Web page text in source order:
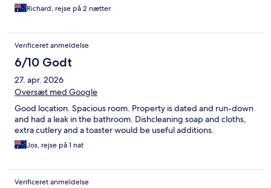
Richard, rejse på 2 nætter
Verificeret anmeldelse
6/10 Godt
27. apr. 2026
Oversæt med Google
Good location. Spacious room. Property is dated and run-down
and had a leak in the bathroom. Dishcleaning soap and cloths,
extra cutlery and a toaster would be useful additions.
Jos, rejse på 1 nat
Verificeret anmeldelse